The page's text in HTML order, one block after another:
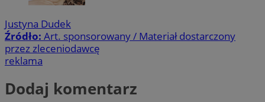
Justyna Dudek
Źródło: Art. sponsorowany / Materiał dostarczony
przez zleceniodawcę
reklama
Dodaj komentarz